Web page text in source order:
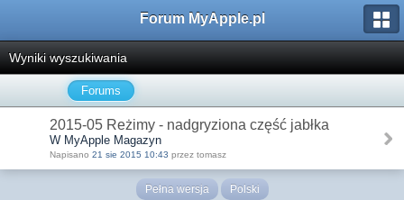
Forum MyApple.pl
Wyniki wyszukiwania
Forums
2015-05 Reżimy - nadgryziona część jabłka
W MyApple Magazyn
Napisano 21 sie 2015 10:43 przez tomasz
Pełna wersja Polski